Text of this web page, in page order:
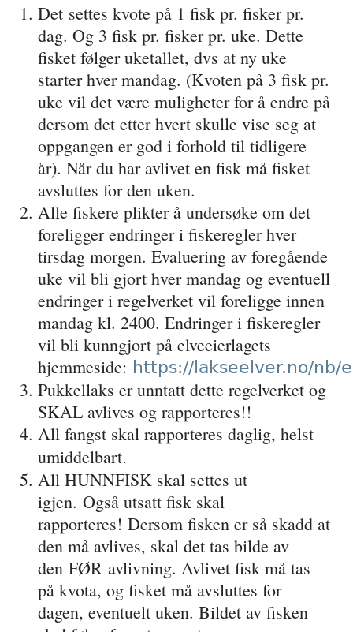
Det settes kvote på 1 fisk pr. fisker pr.
dag. Og 3 fisk pr. fisker pr. uke. Dette
fisket følger uketallet, dvs at ny uke
starter hver mandag. (Kvoten på 3 fisk pr.
uke vil det være muligheter for å endre på
dersom det etter hvert skulle vise seg at
oppgangen er god i forhold til tidligere
år). Når du har avlivet en fisk må fisket
avsluttes for den uken.
Alle fiskere plikter å undersøke om det
foreligger endringer i fiskeregler hver
tirsdag morgen. Evaluering av foregående
uke vil bli gjort hver mandag og eventuell
endringer i regelverket vil foreligge innen
mandag kl. 2400. Endringer i fiskeregler
vil bli kunngjort på elveeierlagets
hjemmeside: https://lakseelver.no/nb/
Pukkellaks er unntatt dette regelverket og
SKAL avlives og rapporteres!!
All fangst skal rapporteres daglig, helst
umiddelbart.
All HUNNFISK skal settes ut
igjen. Også utsatt fisk skal
rapporteres! Dersom fisken er så skadd at
den må avlives, skal det tas bilde av
den FØR avlivning. Avlivet fisk må tas
på kvota, og fisket må avsluttes for
dagen, eventuelt uken. Bildet av fisken